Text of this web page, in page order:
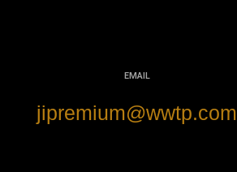
EMAIL
jipremium@wwtp.com